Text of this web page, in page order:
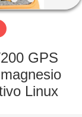
GPS
Linux